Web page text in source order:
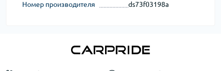
Номер производителя ds73f03198a